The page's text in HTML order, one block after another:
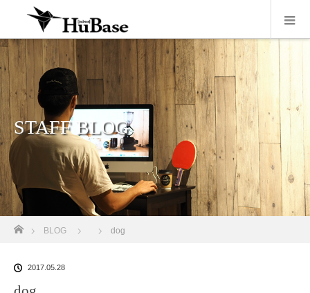
STAFF BLOG
ホーム
BLOG dog
2017.05.28